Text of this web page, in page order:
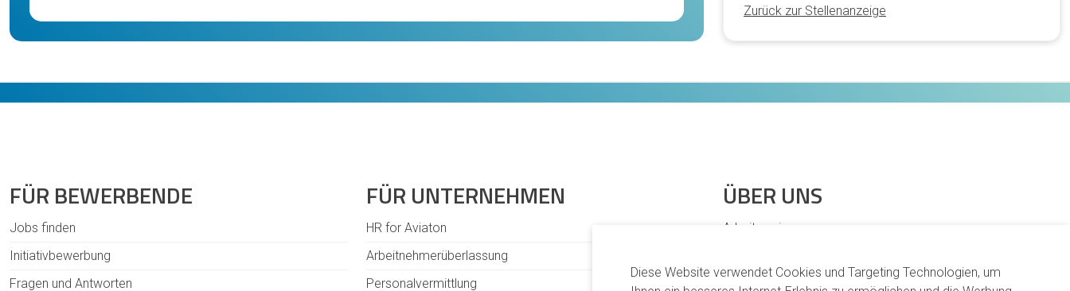
Diese Website verwendet Cookies und Targeting Technologien, um
Zurück zur Stellenanzeige
FÜR BEWERBENDE
Jobs finden
Initiativbewerbung
Fragen und Antworten
FÜR UNTERNEHMEN
HR for Aviaton
Arbeitnehmerüberlassung
Personalvermittlung
ÜBER UNS
Arbeitsweise
Verantwortung